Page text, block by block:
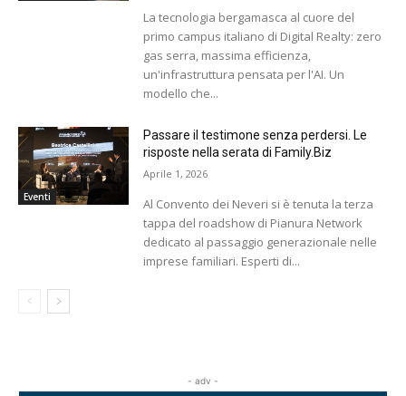
La tecnologia bergamasca al cuore del
primo campus italiano di Digital Realty: zero
gas serra, massima efficienza,
un'infrastruttura pensata per l'AI. Un
modello che...
Eventi
Passare il testimone senza perdersi. Le
risposte nella serata di Family.Biz
Aprile 1, 2026
Al Convento dei Neveri si è tenuta la terza
tappa del roadshow di Pianura Network
dedicato al passaggio generazionale nelle
imprese familiari. Esperti di...
- adv -